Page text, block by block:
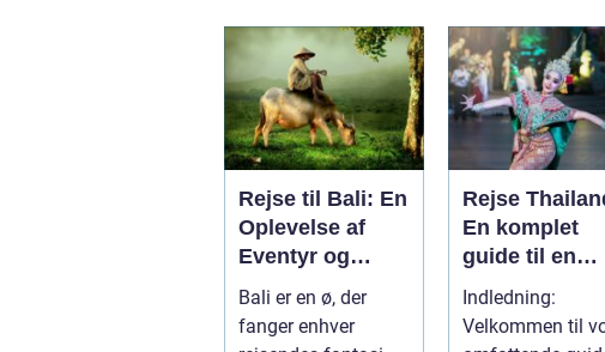
Rejse til Bali: En
Oplevelse af
Eventyr og
Skønhed
Bali er en ø, der
fanger enhver
Rejse
En komplet
guide til en
eventyrlig
oplevelse
Indledning:
Velkommen til